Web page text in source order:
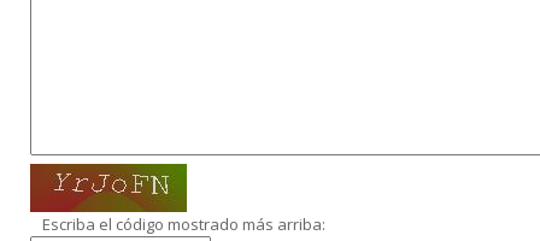
Escriba el código mostrado más arriba: